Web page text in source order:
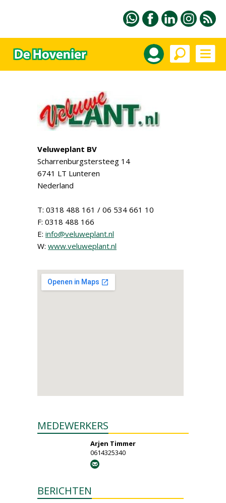
Veluweplant BV
Scharrenburgstersteeg 14
6741 LT Lunteren
Nederland
T: 0318 488 161 / 06 534 661 10
F: 0318 488 166
E: info@veluweplant.nl
W: www.veluweplant.nl
MEDEWERKERS
Arjen Timmer
0614325340
BERICHTEN